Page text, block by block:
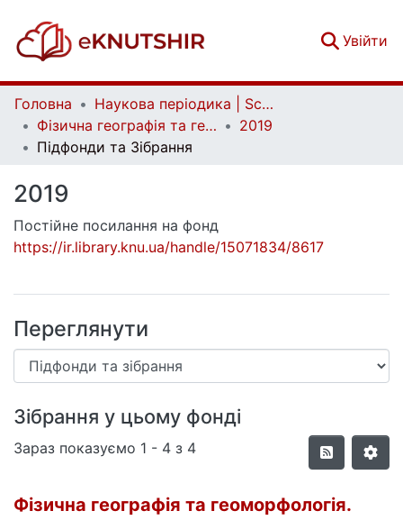
Увійти
Головна
Наукова періодика | Scientific periodicals
Фізична географія та геоморфологія | Physical Geography and Geomorphology
2019
Підфонди та Зібрання
2019
Постійне посилання на фонд
https://ir.library.knu.ua/handle/15071834/8617
Переглянути
Зібрання у цьому фонді
Зараз показуємо 1 - 4 з 4
Фізична географія та геоморфологія.